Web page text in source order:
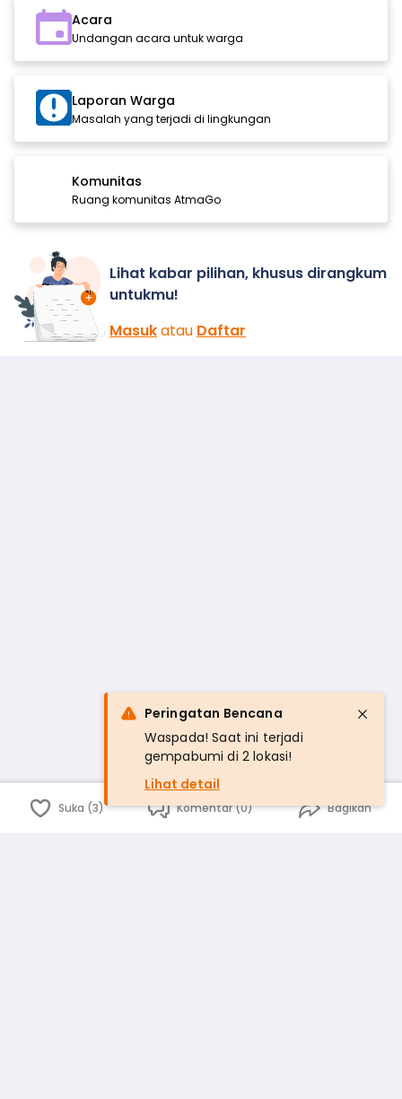
Acara
Undangan acara untuk warga
Laporan Warga
Masalah yang terjadi di lingkungan
Komunitas
Ruang komunitas AtmaGo
Lihat kabar pilihan, khusus dirangkum
untukmu!
Masukatau Daftar
Suka (3) Komentar (0) Bagikan
Peringatan Bencana
Waspada! Saat ini terjadi
gempabumi di 2 lokasi!
Lihat detail